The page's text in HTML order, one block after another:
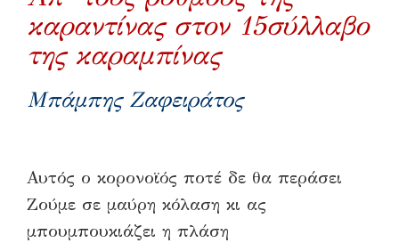
καραντίνας στον 15σύλλαβο
της καραμπίνας
Μπάμπης Ζαφειράτος
Αυτός ο κορονοϊός ποτέ δε θα περάσει
Ζούμε σε μαύρη κόλαση κι ας
μπουμπουκιάζει η πλάση